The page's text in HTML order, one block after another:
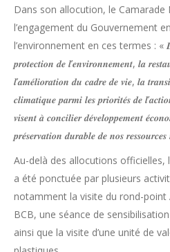
Dans son allocution, le
l’engagement du Gouvernement
l’environnement en ces termes : « 𝑳𝒆
𝒑𝒓𝒐𝒕𝒆𝒄𝒕𝒊𝒐𝒏 𝒅𝒆 𝒍’𝒆𝒏𝒗𝒊𝒓𝒐𝒏𝒏𝒆𝒎𝒆𝒏𝒕, 𝒍𝒂
𝒍’𝒂𝒎𝒆́𝒍𝒊𝒐𝒓𝒂𝒕𝒊𝒐𝒏 𝒅𝒖 𝒄𝒂𝒅𝒓𝒆 𝒅𝒆 𝒗𝒊𝒆, 𝒍𝒂
𝒄𝒍𝒊𝒎𝒂𝒕𝒊𝒒𝒖𝒆 𝒑𝒂𝒓𝒎𝒊 𝒍𝒆𝒔 𝒑𝒓𝒊𝒐𝒓𝒊𝒕𝒆́𝒔 𝒅𝒆
𝒗𝒊𝒔𝒆𝒏𝒕 𝒂̀ 𝒄𝒐𝒏𝒄𝒊𝒍𝒊𝒆𝒓 𝒅𝒆́𝒗𝒆𝒍𝒐𝒑𝒑𝒆𝒎𝒆𝒏𝒕
𝒑𝒓𝒆́𝒔𝒆𝒓𝒗𝒂𝒕𝒊𝒐𝒏 𝒅𝒖𝒓𝒂𝒃𝒍𝒆 𝒅𝒆 𝒏𝒐𝒔 𝒓𝒆𝒔𝒔𝒐𝒖𝒓𝒄𝒆𝒔
Au-delà des allocutions
a été ponctuée par plusieurs
notamment la visite du rond-point
BCB, une séance de
ainsi que la visite d’une unité de